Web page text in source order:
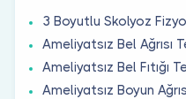
3 Boyutlu Skolyoz
Ameliyatsız Bel Ağrısı
Ameliyatsız Bel Fıtığı
Ameliyatsız Boyun